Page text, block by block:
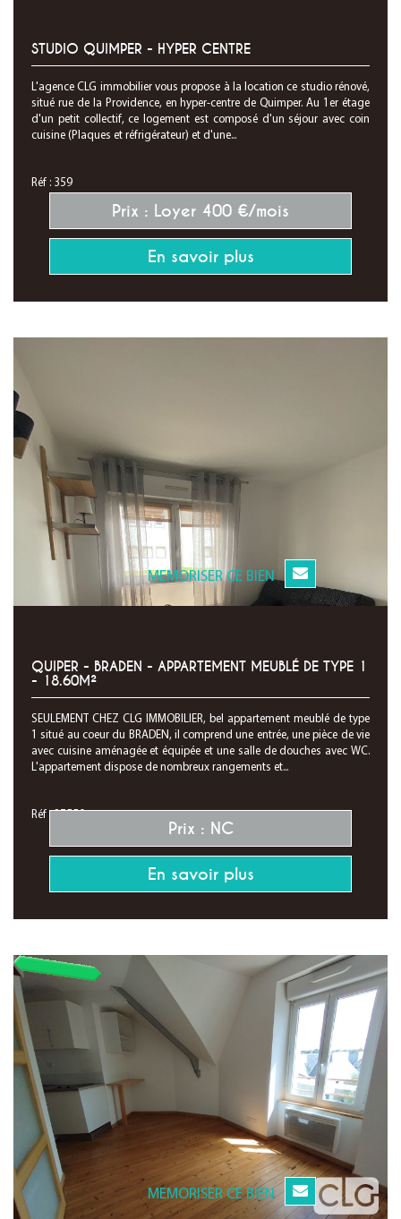
STUDIO QUIMPER - HYPER CENTRE
L'agence CLG immobilier vous propose à la location ce studio rénové,
situé rue de la Providence, en hyper-centre de Quimper. Au 1er étage
d'un petit collectif, ce logement est composé d'un séjour avec coin
cuisine (Plaques et réfrigérateur) et d'une...
Réf : 359
Prix : Loyer 400 €/mois
En savoir plus
MEMORISER CE BIEN
QUIPER - BRADEN - APPARTEMENT MEUBLÉ DE TYPE 1
- 18.60M²
SEULEMENT CHEZ CLG IMMOBILIER, bel appartement meublé de type
1 situé au coeur du BRADEN, il comprend une entrée, une pièce de vie
avec cuisine aménagée et équipée et une salle de douches avec WC.
L'appartement dispose de nombreux rangements et...
Réf : 27550
Prix : NC
En savoir plus
MEMORISER CE BIEN